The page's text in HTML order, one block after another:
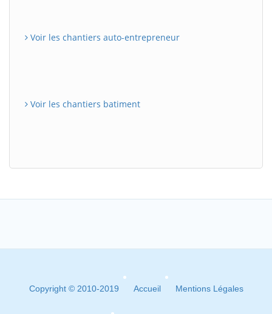
Voir les chantiers auto-entrepreneur
Voir les chantiers batiment
Copyright © 2010-2019 Accueil Mentions Légales